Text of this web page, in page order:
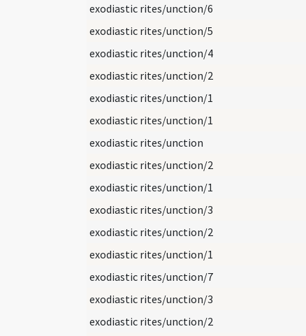
exodiastic rites/unction/6
exodiastic rites/unction/5
exodiastic rites/unction/4
exodiastic rites/unction/2
exodiastic rites/unction/1
exodiastic rites/unction/1
exodiastic rites/unction
exodiastic rites/unction/2
exodiastic rites/unction/1
exodiastic rites/unction/3
exodiastic rites/unction/2
exodiastic rites/unction/1
exodiastic rites/unction/7
exodiastic rites/unction/3
exodiastic rites/unction/2